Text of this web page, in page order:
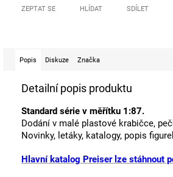
ZEPTAT SE HLÍDAT SDÍLET
Popis Diskuze Značka
Detailní popis produktu
Standard série v měřítku 1:87.
Dodání v malé plastové krabičce,
Novinky, letáky, katalogy, popis
Hlavní katalog Preiser lze stáhnout